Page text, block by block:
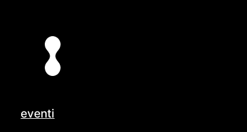
contenuto
eventi